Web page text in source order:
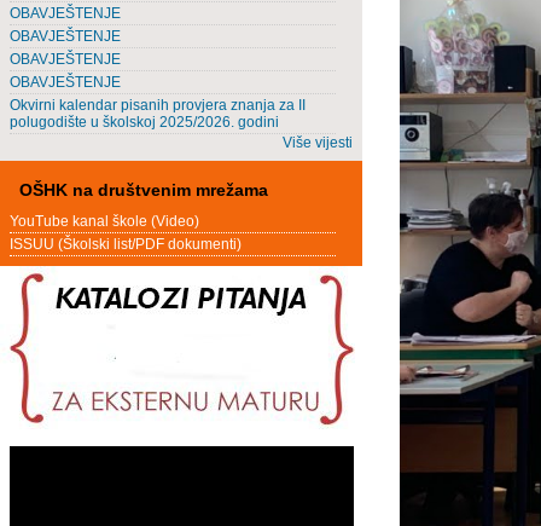
OBAVJEŠTENJE
OBAVJEŠTENJE
OBAVJEŠTENJE
OBAVJEŠTENJE
Okvirni kalendar pisanih provjera znanja za II
polugodište u školskoj 2025/2026. godini
Više vijesti
OŠHK na društvenim mrežama
YouTube kanal škole (Video)
ISSUU (Školski list/PDF dokumenti)